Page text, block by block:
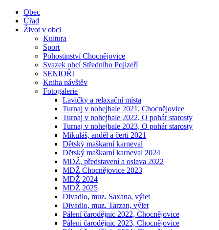
Obec
Úřad
Život v obci
Kultura
Sport
Pohostinství Chocnějovice
Svazek obcí Středního Pojizeří
SENIOŘI
Kniha návštěv
Fotogalerie
Lavičky a relaxační místa
Turnaj v nohejbale 2021, Chocnějovice
Turnaj v nohejbale 2022, O pohár starosty
Turnaj v nohejbale 2023, O pohár starosty
Mikuláš, anděl a čerti 2021
Dětský maškarní karneval
Dětský maškarní karneval 2024
MDŽ, představení a oslava 2022
MDŽ Chocnějovice 2023
MDŽ 2024
MDŽ 2025
Divadlo, muz. Saxana, výlet
Divadlo, muz. Tarzan, výlet
Pálení čarodějnic 2022, Chocnějovice
Pálení čarodějnic 2023, Chocnějovice